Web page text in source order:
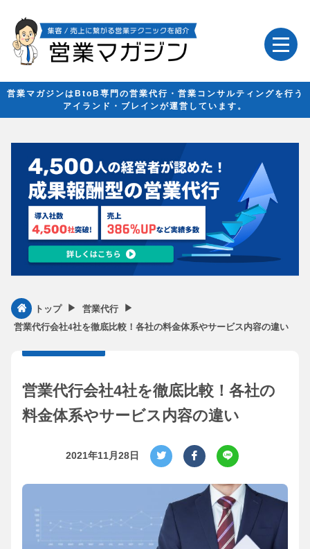
営業マガジンはBtoB専門の営業代行・営業コンサルティングを行う
アイランド・ブレインが運営しています。
トップ ▶︎ 営業代行 ▶︎
営業代行会社4社を徹底比較！各社の料金体系やサービス内容の違い
営業代行会社4社を徹底比較！各社の
料金体系やサービス内容の違い
2021年11月28日